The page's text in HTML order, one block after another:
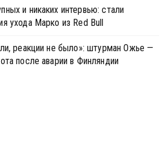
и никаких интервью: стали
ухода Марко из Red Bull
реакции не было»: штурман Ожье —
после аварии в Финляндии